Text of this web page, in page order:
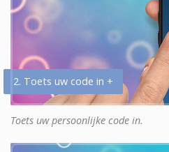
2. Toets uw code in +
Toets uw persoonlijke code in.